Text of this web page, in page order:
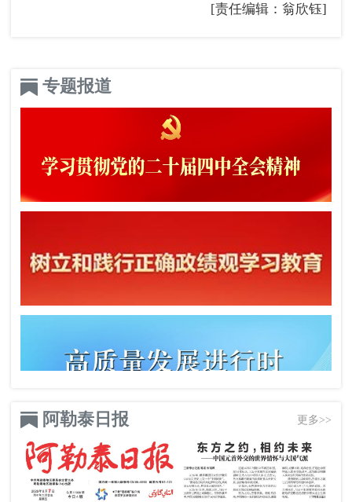
[责任编辑：翁欣钰]
专题报道
阿勒泰日报 更多>>